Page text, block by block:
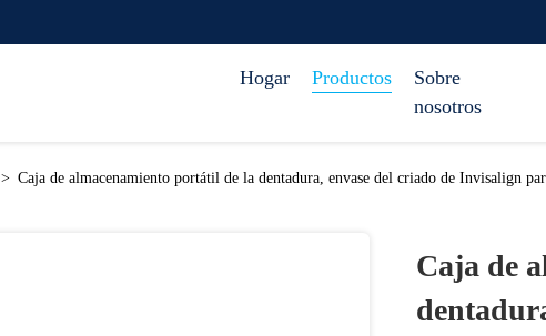
Hogar Productos
Sobre
nosotros
> Caja de almacenamiento portátil de la dentadura, envase del criado de Invisalign
Caja de